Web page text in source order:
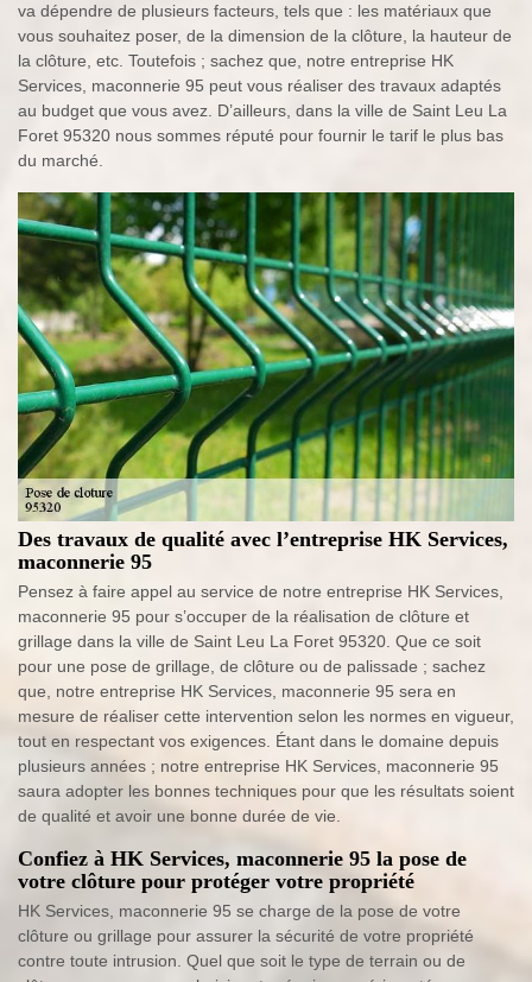
va dépendre de plusieurs facteurs, tels que : les matériaux que
vous souhaitez poser, de la dimension de la clôture, la hauteur de
la clôture, etc. Toutefois ; sachez que, notre entreprise HK
Services, maconnerie 95 peut vous réaliser des travaux adaptés
au budget que vous avez. D’ailleurs, dans la ville de Saint Leu La
Foret 95320 nous sommes réputé pour fournir le tarif le plus bas
du marché.
Des travaux de qualité avec l’entreprise HK Services,
maconnerie 95
Pensez à faire appel au service de notre entreprise HK Services,
maconnerie 95 pour s’occuper de la réalisation de clôture et
grillage dans la ville de Saint Leu La Foret 95320. Que ce soit
pour une pose de grillage, de clôture ou de palissade ; sachez
que, notre entreprise HK Services, maconnerie 95 sera en
mesure de réaliser cette intervention selon les normes en vigueur,
tout en respectant vos exigences. Étant dans le domaine depuis
plusieurs années ; notre entreprise HK Services, maconnerie 95
saura adopter les bonnes techniques pour que les résultats soient
de qualité et avoir une bonne durée de vie.
Confiez à HK Services, maconnerie 95 la pose de
votre clôture pour protéger votre propriété
HK Services, maconnerie 95 se charge de la pose de votre
clôture ou grillage pour assurer la sécurité de votre propriété
contre toute intrusion. Quel que soit le type de terrain ou de